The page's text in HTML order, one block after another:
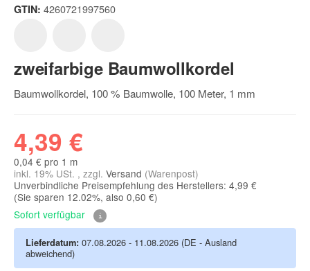
GTIN: 4260721997560
zweifarbige Baumwollkordel
Baumwollkordel, 100 % Baumwolle, 100 Meter, 1 mm
4,39 €
0,04 € pro 1 m
inkl. 19% USt. , zzgl. Versand (Warenpost)
Unverbindliche Preisempfehlung des Herstellers: 4,99 €
(Sie sparen 12.02%, also 0,60 €)
Sofort verfügbar
Lieferdatum: 07.08.2026 - 11.08.2026 (DE - Ausland
abweichend)